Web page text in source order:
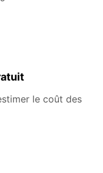
le coût des